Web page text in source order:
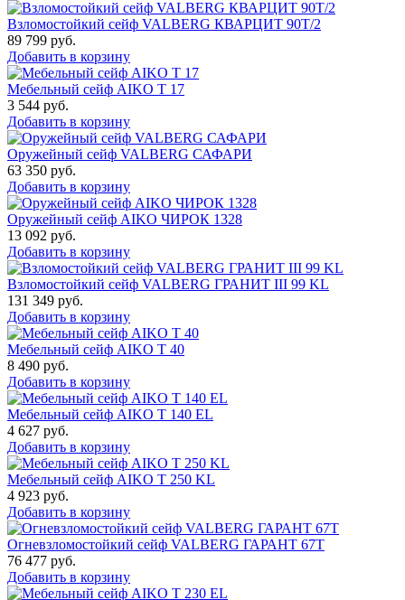
Взломостойкий сейф VALBERG КВАРЦИТ 90Т/2
89 799 руб.
Добавить в корзину
Мебельный сейф AIKO Т 17
3 544 руб.
Добавить в корзину
Оружейный сейф VALBERG САФАРИ
63 350 руб.
Добавить в корзину
Оружейный сейф AIKO ЧИРОК 1328
13 092 руб.
Добавить в корзину
Взломостойкий сейф VALBERG ГРАНИТ III 99 KL
131 349 руб.
Добавить в корзину
Мебельный сейф AIKO Т 40
8 490 руб.
Добавить в корзину
Мебельный сейф AIKO T 140 EL
4 627 руб.
Добавить в корзину
Мебельный сейф AIKO T 250 KL
4 923 руб.
Добавить в корзину
Огневзломостойкий сейф VALBERG ГАРАНТ 67T
76 477 руб.
Добавить в корзину